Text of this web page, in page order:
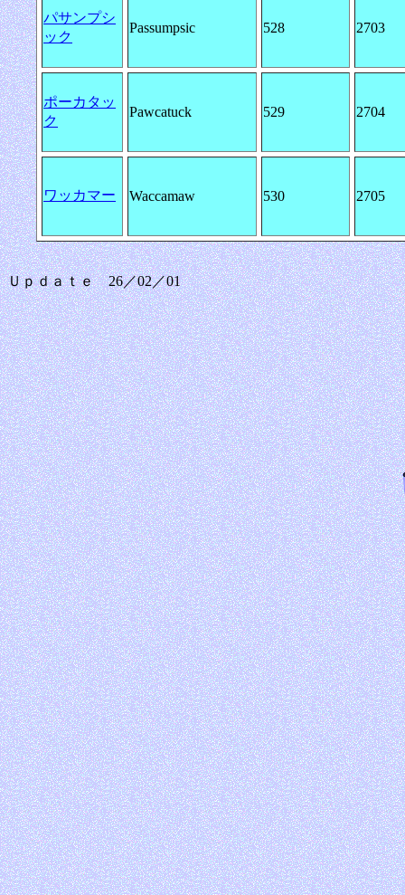
パサンプシ
ック
Passumpsic 528 2703
ポーカタッ
ク
Pawcatuck 529 2704
ワッカマー Waccamaw 530 2705
Ｕｐｄａｔｅ 26／02／01